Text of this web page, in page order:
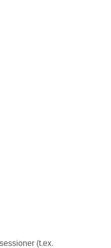
(t.ex.